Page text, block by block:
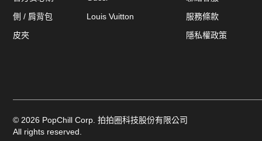
側 / 肩背包
皮夾
Louis Vuitton
服務條款
隱私權政策
© 2026 PopChill Corp. 拍拍圈科技股份有限公司
All rights reserved.